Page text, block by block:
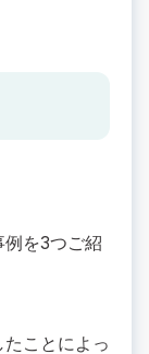
を3つご紹
ことによっ